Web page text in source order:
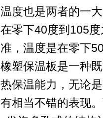
温度也是两者的一
在零下40度到105
准，温度是在零下
橡塑保温板是一种
热保温能力，无论
有相当不错的表现